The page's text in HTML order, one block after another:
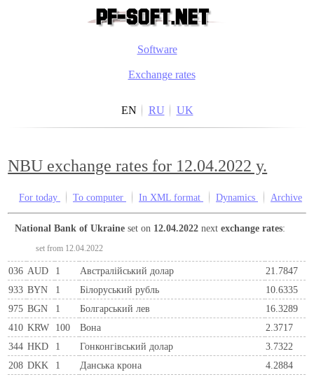
Software
Exchange rates
EN RU UK
NBU exchange rates for 12.04.2022 y.
For today To computer In XML format Dynamics Archive
National Bank of Ukraine set on 12.04.2022 nextexchange rates:
set from 12.04.2022
036 AUD 1 Австралійський долар
21.7847
933 BYN 1 Бiлоруський рубль
10.6335
975 BGN 1 Болгарський лев
16.3289
410 KRW 100 Вона
2.3717
344 HKD 1 Гонконгівський долар
3.7322
208 DKK 1 Данська крона
4.2884